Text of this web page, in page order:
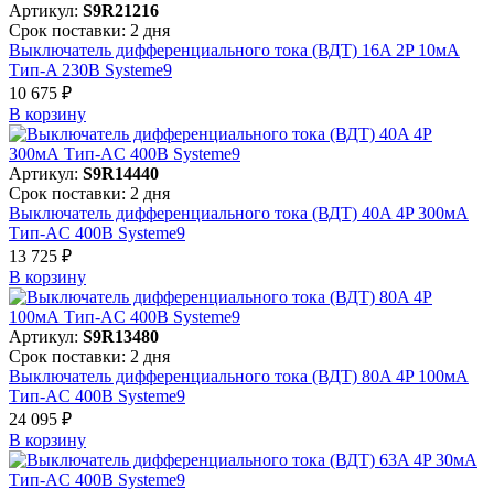
Артикул: S9R21216
Срок поставки: 2 дня
Выключатель дифференциального тока (ВДТ) 16A 2P 10мА
Тип-A 230В Systeme9
10 675 ₽
В корзинy
Артикул: S9R14440
Срок поставки: 2 дня
Выключатель дифференциального тока (ВДТ) 40A 4P 300мА
Тип-AC 400В Systeme9
13 725 ₽
В корзинy
Артикул: S9R13480
Срок поставки: 2 дня
Выключатель дифференциального тока (ВДТ) 80A 4P 100мА
Тип-AC 400В Systeme9
24 095 ₽
В корзинy